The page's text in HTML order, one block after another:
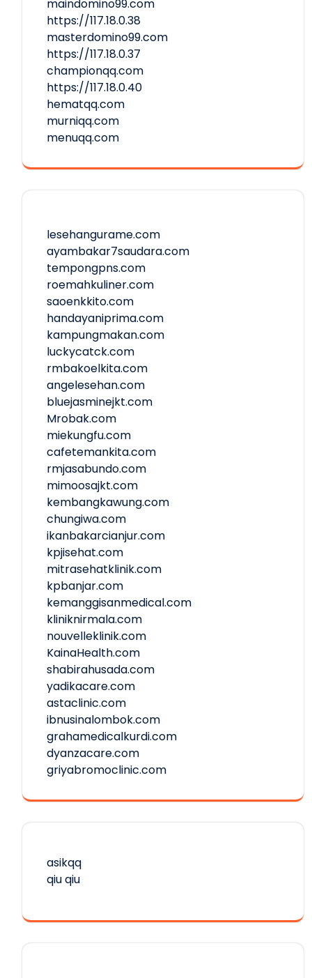
maindomino99.com
https://117.18.0.38
masterdomino99.com
https://117.18.0.37
championqq.com
https://117.18.0.40
hematqq.com
murniqq.com
menuqq.com
lesehangurame.com
ayambakar7saudara.com
tempongpns.com
roemahkuliner.com
saoenkkito.com
handayaniprima.com
kampungmakan.com
luckycatck.com
rmbakoelkita.com
angelesehan.com
bluejasminejkt.com
Mrobak.com
miekungfu.com
cafetemankita.com
rmjasabundo.com
mimoosajkt.com
kembangkawung.com
chungiwa.com
ikanbakarcianjur.com
kpjisehat.com
mitrasehatklinik.com
kpbanjar.com
kemanggisanmedical.com
kliniknirmala.com
nouvelleklinik.com
KainaHealth.com
shabirahusada.com
yadikacare.com
astaclinic.com
ibnusinalombok.com
grahamedicalkurdi.com
dyanzacare.com
griyabromoclinic.com
asikqq
qiu qiu